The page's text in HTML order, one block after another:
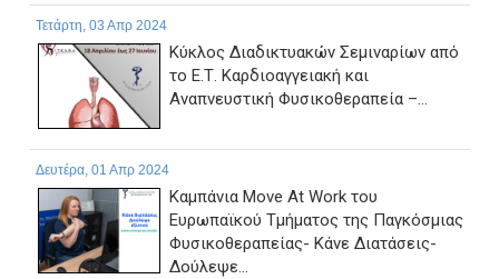
Τετάρτη, 03 Απρ 2024
Κύκλος Διαδικτυακών Σεμιναρίων από
το Ε.Τ. Καρδιοαγγειακή και
Αναπνευστική Φυσικοθεραπεία –...
Δευτέρα, 01 Απρ 2024
Καμπάνια Move At Work του
Ευρωπαϊκού Τμήματος της Παγκόσμιας
Φυσικοθεραπείας- Κάνε Διατάσεις-
Δούλεψε...